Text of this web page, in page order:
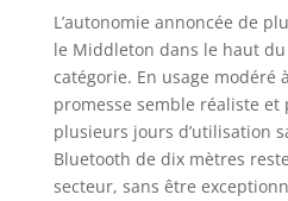
L’autonomie annoncée de
le Middleton dans le haut
catégorie. En usage modéré
promesse semble réaliste et
plusieurs jours d’utilisation
Bluetooth de dix mètres
secteur, sans être